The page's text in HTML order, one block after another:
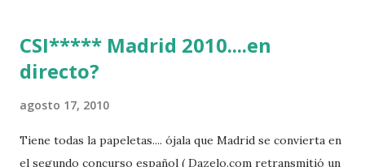
CSI***** Madrid 2010....en
directo?
agosto 17, 2010
Tiene todas la papeletas.... ójala que Madrid se convierta en
el segundo concurso español ( Dazelo.com retransmitió un